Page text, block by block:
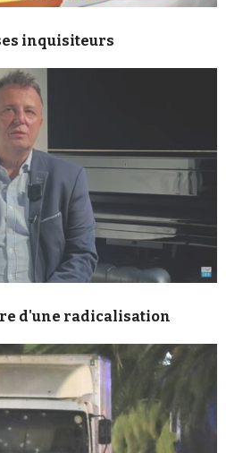
inquisiteurs
d'une radicalisation